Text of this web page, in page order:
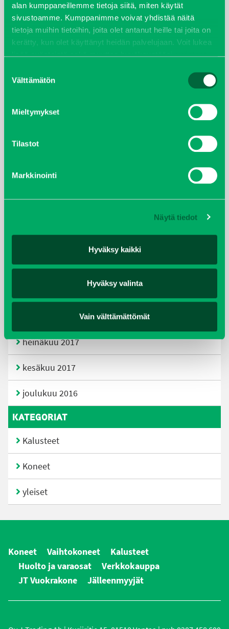
alan kumppaneillemme tietoja siitä, miten käytät
sivustoamme. Kumppanimme voivat yhdistää näitä
tietoja muihin tietoihin, joita olet antanut heille tai joita on
kerätty, kun olet käyttänyt heidän palvelujaan. Voit lukea
lisää evästeistä sekä muuttaa hyväksyntääsievästeet
valinta
Välttämätön
Mieltymykset
Tilastot
Markkinointi
Näytä tiedot
Hyväksy kaikki
Hyväksy valinta
Vain välttämättömät
huhtikuu 2022
helmikuu 2022
joulukuu 2021
lokakuu 2021
kesäkuu 2021
elokuu 2018
heinäkuu 2017
kesäkuu 2017
joulukuu 2016
KATEGORIAT
Kalusteet
Koneet
yleiset
Koneet Vaihtokoneet
Kalusteet
Huolto ja varaosat
Verkkokauppa
JT Vuokrakone
Jälleenmyyjät